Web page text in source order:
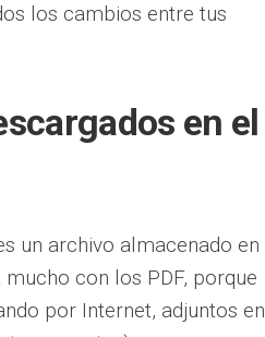
los cambios entre tus
en el
un archivo almacenado en
con los PDF, porque
por Internet, adjuntos en